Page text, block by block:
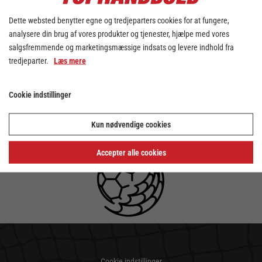
Dette websted benytter egne og tredjeparters cookies for at fungere,
analysere din brug af vores produkter og tjenester, hjælpe med vores
salgsfremmende og marketingsmæssige indsats og levere indhold fra
tredjeparter. Læs mere
Cookie indstillinger
Kun nødvendige cookies
Accepter alle cookies